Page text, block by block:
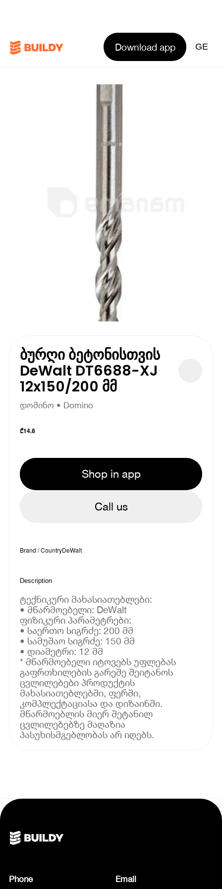
Download app GE
ბურღი ბეტონისთვის
DeWalt DT6688-XJ
12x150/200 მმ
დომინო • Domino
₾14.8
Shop in app
Call us
Brand / CountryDeWalt
Description
ტექნიკური მახასიათებლები:
• მწარმოებელი: DeWalt
ფიზიკური პარამეტრები:
• საერთო სიგრძე: 200 მმ
• სამუშაო სიგრძე: 150 მმ
• დიამეტრი: 12 მმ
* მწარმოებელი იტოვებს უფლებას
გაფრთხილების გარეშე შეიტანოს
ცვლილებები პროდუქტის
მახასიათებლებში, ფერში,
კომპლექტაციასა და დიზაინში.
მწარმოებლის მიერ შეტანილ
ცვლილებებზე მაღაზია
პასუხისმგებლობას არ იღებს.
Phone
Email